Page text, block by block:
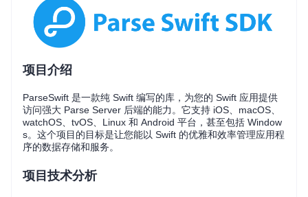
项目介绍
ParseSwift 是一款纯 Swift 编写的库，为您的 Swift 应用提供
访问强大 Parse Server 后端的能力。它支持 iOS、macOS、
watchOS、tvOS、Linux 和 Android 平台，甚至包括 Window
s。这个项目的目标是让您能以 Swift 的优雅和效率管理应用程
序的数据存储和服务。
项目技术分析